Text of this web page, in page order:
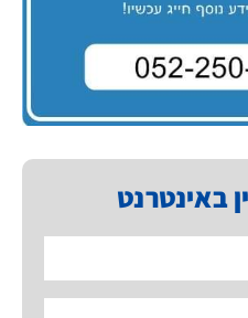
באינטרנט